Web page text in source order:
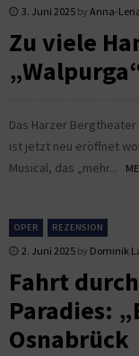
3. Juni 2025 by Anna-
Zu viele
Das Harzer
ist jetzt neu eröffnet
Musical, das „mehr...
OPER REZENSION
2. Juni 2025 by Dominik
Fahrt
Paradies:
Osnabrück